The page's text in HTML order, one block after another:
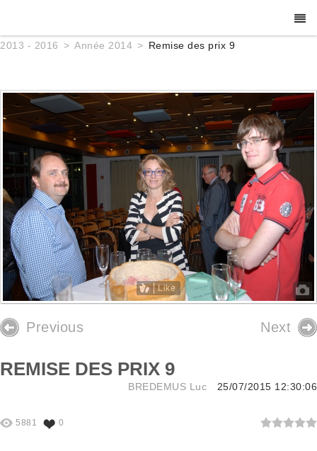
2013 - 2016 Année 2014 Remise des prix 9
Like
Previous Next
REMISE DES PRIX 9
BREDEMUS Luc 25/07/2015 12:30:06
5881 0